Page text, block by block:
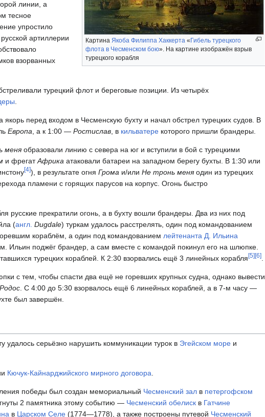
Картина Якоба Филиппа Хаккерта « Гибель турецкого
флота в Чесменском бою». На картине изображён взрыв
турецкого корабля
линии, а
тесное
упростило
артиллерии
взорванных
турецкий флот и береговые позиции. Из четырёх
якорь перед входом в Чесменскую бухту и начал обстрел турецких судов. В
Европа , а к 1:00 — Ростислав , в кильватере которого пришли брандеры.
меня образовали линию с севера на юг и вступили в бой c турецкими
и фрегатАфрика атаковали батареи на западном берегу бухты. В 1:30 или
[4]), в результате огня Грома и/или Не тронь меня один из турецких
пламени с горящих парусов на корпус. Огонь быстро
русские прекратили огонь, а в бухту вошли брандеры. Два из них под
(англ. Dugdale) туркам удалось расстрелять, один под командованием
кораблём, а один под командованием лейтенанта Д. Ильина
Ильин поджёг брандер, а сам вместе с командой покинул его на шлюпке.
турецких кораблей. К 2:30 взорвались ещё 3 линейных корабля [5] [6]
с тем, чтобы спасти два ещё не горевших крупных судна, однако вывести
Родос . С 4:00 до 5:30 взорвалось ещё 6 линейных кораблей, а в 7-м часу —
был завершён.
удалось серьёзно нарушить коммуникации турок в Эгейском море и
Кючук-Кайнарджийского мирного договора.
победы был создан мемориальный Чесменский зал в петергофском
2 памятника этому событию — Чесменский обелиск в Гатчине
в Царском Селе (1774—1778), а также построены путевой Чесменский